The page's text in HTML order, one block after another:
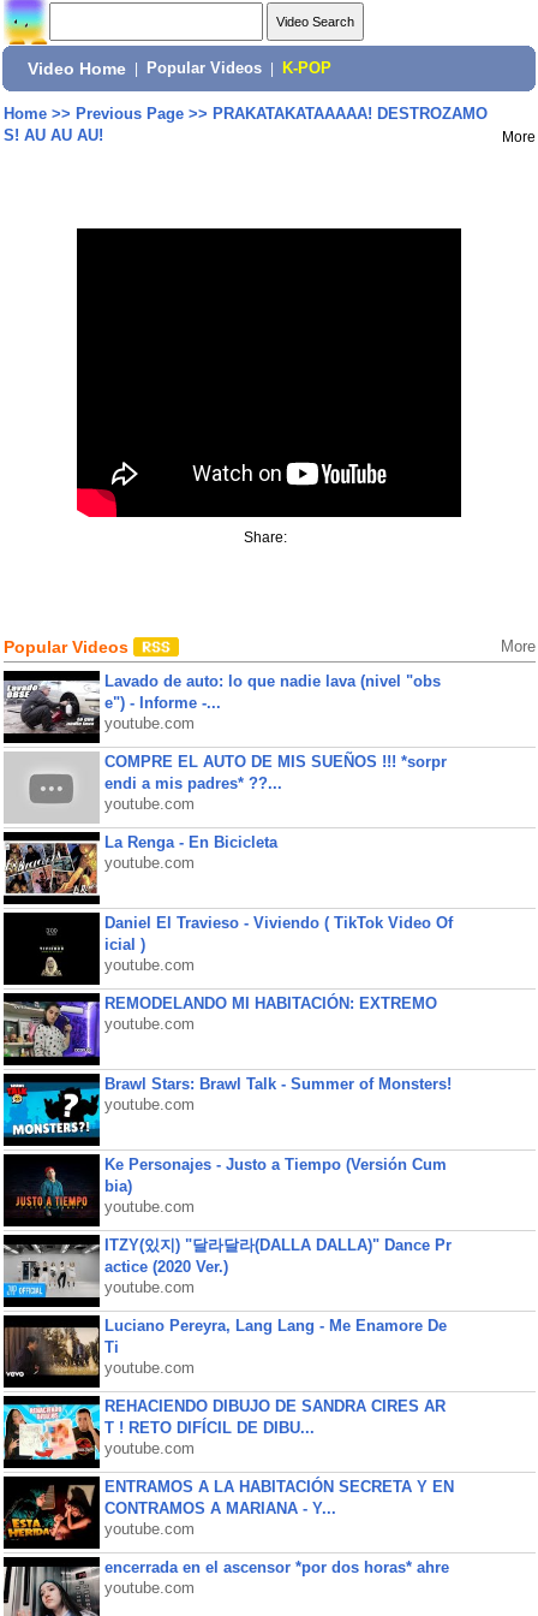
Video Home Popular Videos K-POP
Home>> Previous Page>> PRAKATAKATAAAAA! DESTROZAMO
S! AU AU AU!
More
Share:
Popular Videos More
Lavado de auto: lo que nadie lava (nivel "obs
e") - Informe -...
youtube.com
COMPRE EL AUTO DE MIS SUEÑOS !!! *sorpr
endi a mis padres* ??...
youtube.com
La Renga - En Bicicleta
youtube.com
Daniel El Travieso - Viviendo ( TikTok Video Of
icial )
youtube.com
REMODELANDO MI HABITACIÓN: EXTREMO
youtube.com
Brawl Stars: Brawl Talk - Summer of Monsters!
youtube.com
Ke Personajes - Justo a Tiempo (Versión Cum
bia)
youtube.com
ITZY(있지) "달라달라(DALLA DALLA)" Dance Pr
actice (2020 Ver.)
youtube.com
Luciano Pereyra, Lang Lang - Me Enamore De
Ti
youtube.com
REHACIENDO DIBUJO DE SANDRA CIRES AR
T ! RETO DIFÍCIL DE DIBU...
youtube.com
ENTRAMOS A LA HABITACIÓN SECRETA Y EN
CONTRAMOS A MARIANA - Y...
youtube.com
encerrada en el ascensor *por dos horas* ahre
youtube.com